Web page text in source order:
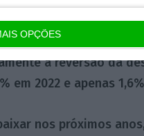
OPÇÕES
que fica um ponto
de inflação irá acelerar
a reversão da
em 2022 e apenas
nos próximos